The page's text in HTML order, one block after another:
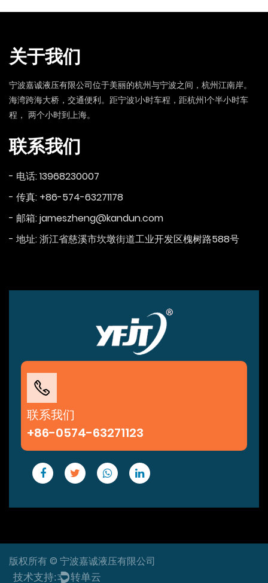
关于我们
宁波嘉诚液压有限公司位于美丽的杭州与宁波之间，杭州江南岸。
海湾跨海大桥，交通便利。距宁波1小时车程，距杭州1个半小时车
程， 两个小时到上海。
联系我们
- 电话: 13968230007
- 传真: +86-574-63271178
- 邮箱: jameszheng@kandun.com
- 地址: 浙江省慈溪市坎墩街道工业开发区槐树路588号
联系我们
+86-0574-63271123
版权所有 © 宁波嘉诚液压有限公司